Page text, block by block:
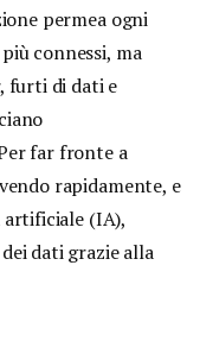
permea ogni
connessi, ma
furti di dati e
far fronte a
rapidamente, e
(IA),
dati grazie alla